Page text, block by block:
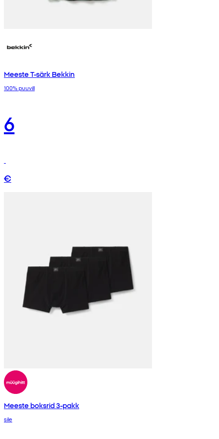
Meeste T-särk Bekkin
100% puuvill
6
€
Meeste boksrid 3-pakk
sile